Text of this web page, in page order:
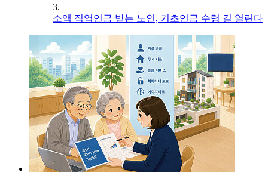
3.
소액 직역연금 받는 노인, 기초연금 수령 길 열린다